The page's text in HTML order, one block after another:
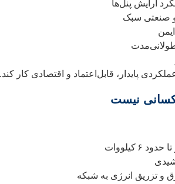
صنعتی سبک
پایدار، قابل‌اعتماد و اقتصادی کار کند.
نیست
کیلووات
و تزریق انرژی به شبکه